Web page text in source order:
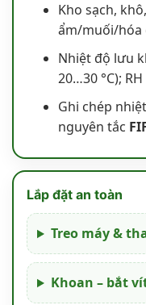
Kho sạch,
ẩm/muối/hóa
Nhiệt độ lưu
20…30 °C); RH
Ghi chép
nguyên tắc
Lắp đặt an toàn
Treo máy &
Khoan – bắt